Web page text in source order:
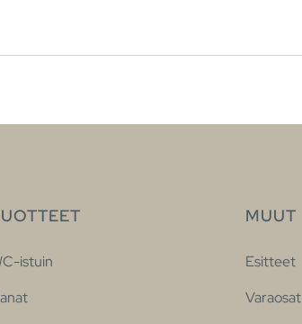
istuin
MUUT
Esitteet
Varaosat